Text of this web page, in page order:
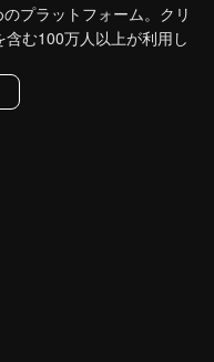
プラットフォーム。クリ
む100万人以上が利用し